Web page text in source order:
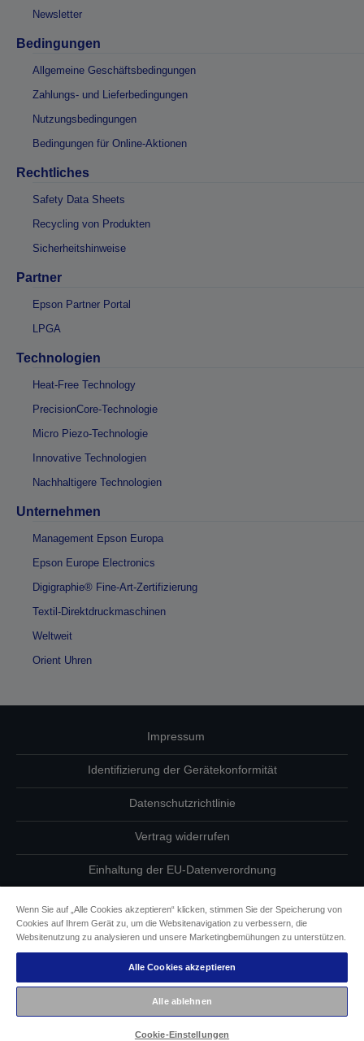
Newsletter
Bedingungen
Allgemeine Geschäftsbedingungen
Zahlungs- und Lieferbedingungen
Nutzungsbedingungen
Bedingungen für Online-Aktionen
Rechtliches
Safety Data Sheets
Recycling von Produkten
Sicherheitshinweise
Partner
Epson Partner Portal
LPGA
Technologien
Heat-Free Technology
PrecisionCore-Technologie
Micro Piezo-Technologie
Innovative Technologien
Nachhaltigere Technologien
Unternehmen
Management Epson Europa
Epson Europe Electronics
Digigraphie® Fine-Art-Zertifizierung
Textil-Direktdruckmaschinen
Weltweit
Orient Uhren
Impressum
Identifizierung der Gerätekonformität
Datenschutzrichtlinie
Vertrag widerrufen
Einhaltung der EU-Datenverordnung
Informationen zu Cookies
Epson Engagement für Barrierefreiheit
Copyright © 2026 Seiko Epson
Wenn Sie auf „Alle Cookies akzeptieren“ klicken, stimmen Sie der Speicherung von
Cookies auf Ihrem Gerät zu, um die Websitenavigation zu verbessern, die
Websitenutzung zu analysieren und unsere Marketingbemühungen zu unterstützen.
Alle Cookies akzeptieren
Alle ablehnen
Cookie-Einstellungen